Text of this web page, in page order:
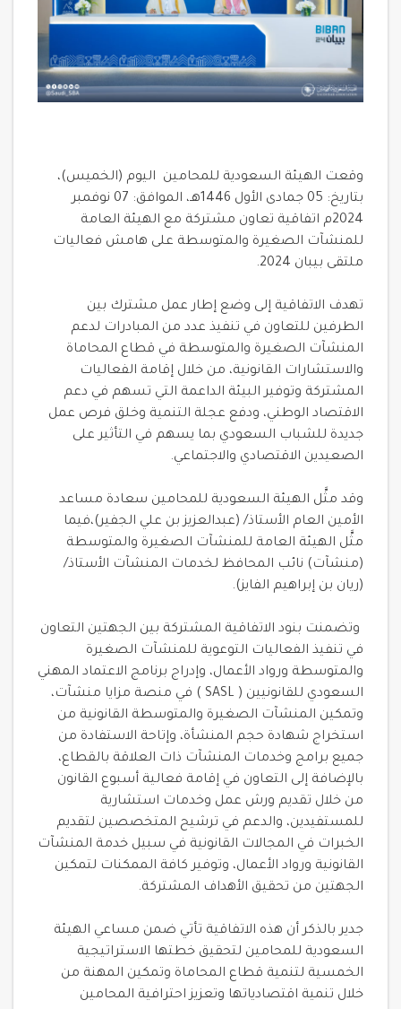
وقعت الهيئة السعودية للمحامين اليوم (الخميس)،
بتاريخ: 05 جمادى الأول 1446هـ، الموافق: 07 نوفمبر
2024م اتفاقية تعاون مشتركة مع الهيئة العامة
للمنشآت الصغيرة والمتوسطة على هامش فعاليات
ملتقى بيبان 2024.
تهدف الاتفاقية إلى وضع إطار عمل مشترك بين
الطرفين للتعاون في تنفيذ عدد من المبادرات لدعم
المنشآت الصغيرة والمتوسطة في قطاع المحاماة
والاستشارات القانونية، من خلال إقامة الفعاليات
المشتركة وتوفير البيئة الداعمة التي تسهم في دعم
الاقتصاد الوطني، ودفع عجلة التنمية وخلق فرص عمل
جديدة للشباب السعودي بما يسهم في التأثير على
الصعيدين الاقتصادي والاجتماعي.
وقد مثَّل الهيئة السعودية للمحامين سعادة مساعد
الأمين العام الأستاذ/ (عبدالعزيز بن علي الجفير)،فيما
مثَّل الهيئة العامة للمنشآت الصغيرة والمتوسطة
(منشآت) نائب المحافظ لخدمات المنشآت الأستاذ/
(ريان بن إبراهيم الفايز).
وتضمنت بنود الاتفاقية المشتركة بين الجهتين التعاون
في تنفيذ الفعاليات التوعوية للمنشآت الصغيرة
والمتوسطة ورواد الأعمال، وإدراج برنامج الاعتماد المهني
السعودي للقانونيين ( SASL ) في منصة مزايا منشآت،
وتمكين المنشآت الصغيرة والمتوسطة القانونية من
استخراج شهادة حجم المنشأة، وإتاحة الاستفادة من
جميع برامج وخدمات المنشآت ذات العلاقة بالقطاع،
بالإضافة إلى التعاون في إقامة فعالية أسبوع القانون
من خلال تقديم ورش عمل وخدمات استشارية
للمستفيدين، والدعم في ترشيح المتخصصين لتقديم
الخبرات في المجالات القانونية في سبيل خدمة المنشآت
القانونية ورواد الأعمال، وتوفير كافة الممكنات لتمكين
الجهتين من تحقيق الأهداف المشتركة.
جدير بالذكر أن هذه الاتفاقية تأتي ضمن مساعي الهيئة
السعودية للمحامين لتحقيق خطتها الاستراتيجية
الخمسية لتنمية قطاع المحاماة وتمكين المهنة من
خلال تنمية اقتصادياتها وتعزيز احترافية المحامين